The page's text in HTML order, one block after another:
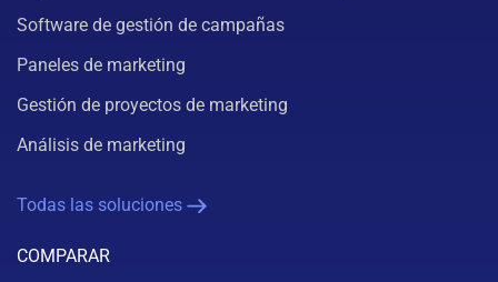
Software de gestión de campañas
Paneles de marketing
Gestión de proyectos de marketing
Análisis de marketing
Todas las soluciones
COMPARAR